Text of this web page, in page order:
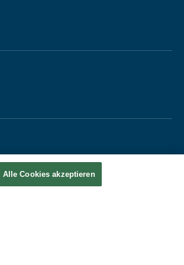
Alle Cookies akzeptieren